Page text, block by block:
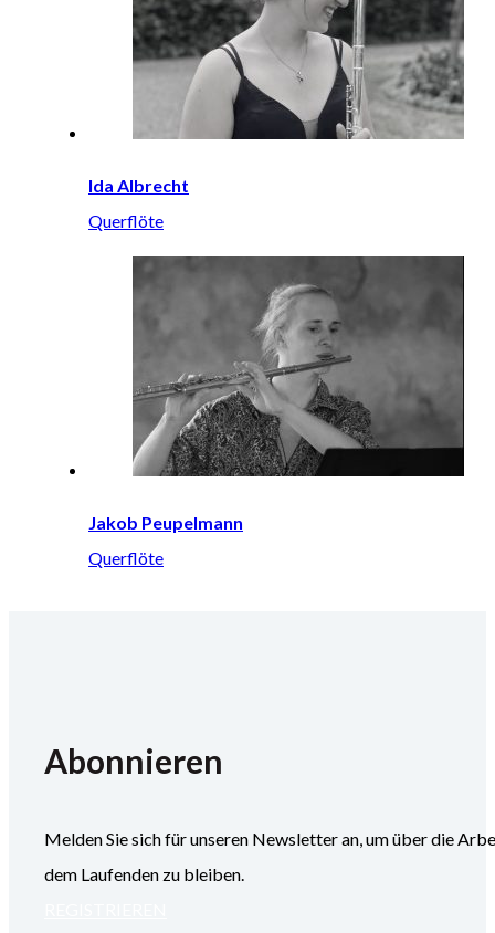
Ida Albrecht
Querflöte
Jakob Peupelmann
Querflöte
Abonnieren
Melden Sie sich für unseren Newsletter an, um über die
dem Laufenden zu bleiben.